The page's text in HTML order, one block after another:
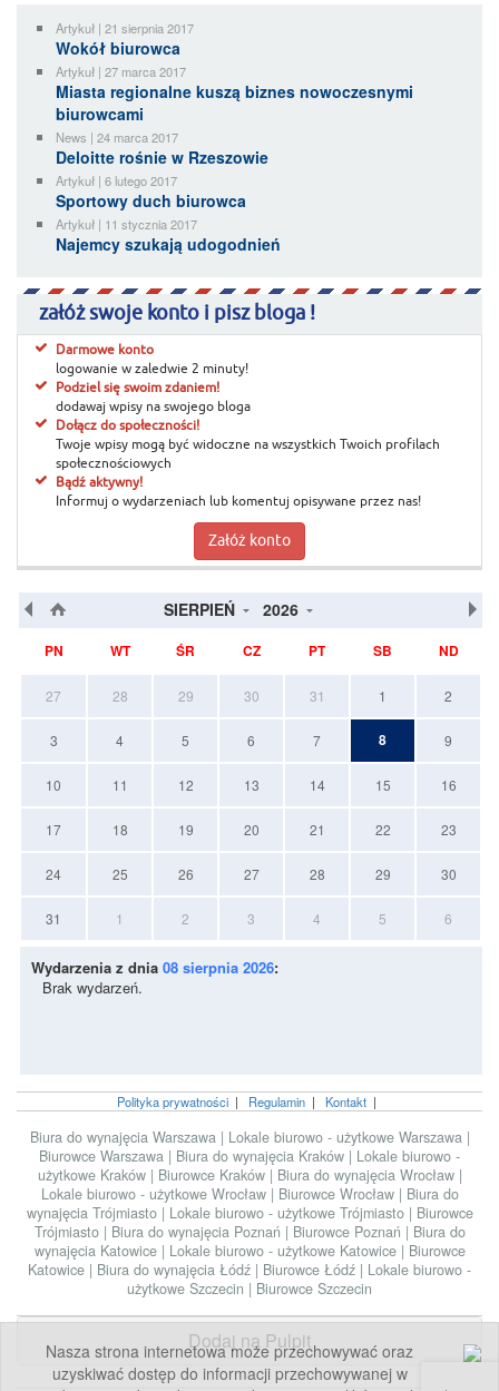
Nasza strona internetowa może przechowywać oraz
uzyskiwać dostęp do informacji przechowywanej w
Artykuł | 21 sierpnia 2017
Wokół biurowca
Artykuł | 27 marca 2017
Miasta regionalne kuszą biznes nowoczesnymi
biurowcami
News | 24 marca 2017
Deloitte rośnie w Rzeszowie
Artykuł | 6 lutego 2017
Sportowy duch biurowca
Artykuł | 11 stycznia 2017
Najemcy szukają udogodnień
załóż swoje konto i pisz bloga !
Darmowe konto
logowanie w zaledwie 2 minuty!
Podziel się swoim zdaniem!
dodawaj wpisy na swojego bloga
Dołącz do społeczności!
Twoje wpisy mogą być widoczne na wszystkich Twoich profilach
społecznościowych
Bądź aktywny!
Informuj o wydarzeniach lub komentuj opisywane przez nas!
Załóż konto
SIERPIEŃ 2026
PN WT ŚR CZ PT SB ND
27 28 29 30 31 1 2
3 4 5 6 7 8 9
10 11 12 13 14 15 16
17 18 19 20 21 22 23
24 25 26 27 28 29 30
31 1 2 3 4 5 6
Wydarzenia z dnia 08 sierpnia 2026:
Brak wydarzeń.
Polityka prywatności| Regulamin| Kontakt|
Biura do wynajęcia Warszawa | Lokale biurowo - użytkowe Warszawa |
Biurowce Warszawa | Biura do wynajęcia Kraków | Lokale biurowo -
użytkowe Kraków | Biurowce Kraków | Biura do wynajęcia Wrocław |
Lokale biurowo - użytkowe Wrocław | Biurowce Wrocław | Biura do
wynajęcia Trójmiasto | Lokale biurowo - użytkowe Trójmiasto | Biurowce
Trójmiasto | Biura do wynajęcia Poznań | Biurowce Poznań | Biura do
wynajęcia Katowice | Lokale biurowo - użytkowe Katowice | Biurowce
Katowice | Biura do wynajęcia Łódź | Biurowce Łódź | Lokale biurowo -
użytkowe Szczecin | Biurowce Szczecin
Dodaj na Pulpit